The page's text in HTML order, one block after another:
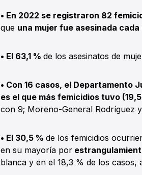
• En 2022 se registraron 82
que una mujer fue asesinada
• El 63,1 % de los asesinatos de
• Con 16 casos, el Departamento
es el que más femicidios tuvo
con 9; Moreno-General Rodríguez
• El 30,5 % de los femicidios
en su mayoría por
blanca y en el 18,3 % de los casos,